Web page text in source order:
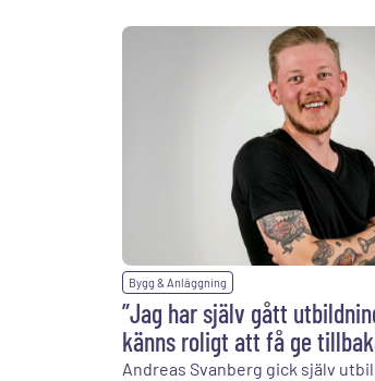
Bygg & Anläggning
”Jag har själv gått
känns roligt att få ge
Andreas Svanberg gick själv